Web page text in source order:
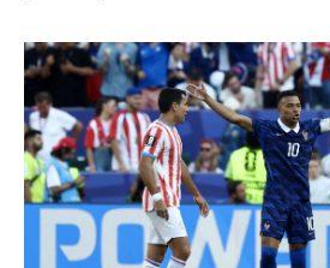
svjetsko prvenstvo 2026